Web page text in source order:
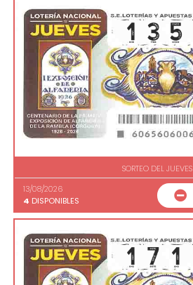
SORTEO DEL JUEVES
13/08/2026
4 DISPONIBLES